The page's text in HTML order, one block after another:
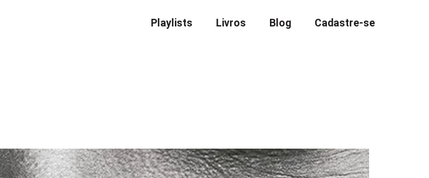
Playlists Livros Blog Cadastre-se